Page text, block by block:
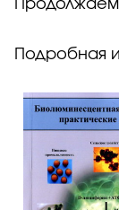
Продолжаем
Подробная